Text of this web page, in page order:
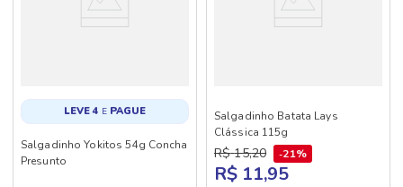
LEVE 4 E PAGUE
Salgadinho Yokitos 54g Concha
Presunto
Salgadinho Batata Lays
Clássica 115g
R$ 15,20 21%
R$ 11,95